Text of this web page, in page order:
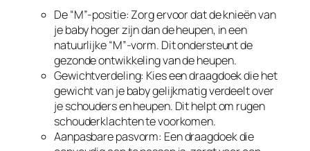
De “M”-positie: Zorg ervoor dat de knieën van
je baby hoger zijn dan de heupen, in een
natuurlijke “M”-vorm. Dit ondersteunt de
gezonde ontwikkeling van de heupen.
Gewichtverdeling: Kies een draagdoek die het
gewicht van je baby gelijkmatig verdeelt over
je schouders en heupen. Dit helpt om rugen
schouderklachten te voorkomen.
Aanpasbare pasvorm: Een draagdoek die